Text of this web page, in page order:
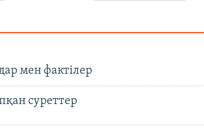
мен фактілер
суреттер